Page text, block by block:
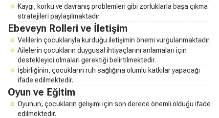
Kaygı, korku ve davranış problemleri gibi zorluklarla başa çıkma
stratejileri paylaşılmaktadır.
Ebeveyn Rolleri ve İletişim
Velilerin çocuklarıyla kurduğu iletişimin önemi vurgulanmaktadır.
Ailelerin çocukların duygusal ihtiyaçlarını anlamaları için
destekleyici olmaları gerektiği belirtilmektedir.
İşbirliğinin, çocukların ruh sağlığına olumlu katkılar yapacağı
ifade edilmektedir.
Oyun ve Eğitim
Oyunun, çocukların gelişimi için son derece önemli olduğu ifade
edilmektedir.